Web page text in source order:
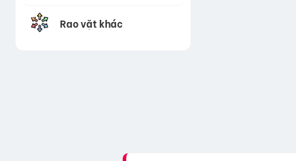
Rao vặt khác